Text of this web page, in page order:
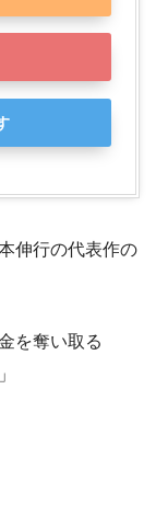
伸行の代表作の
を奪い取る